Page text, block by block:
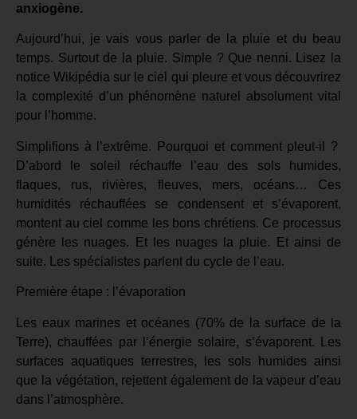
anxiogène.
Aujourd’hui, je vais vous parler de la pluie et du beau
temps. Surtout de la pluie. Simple ? Que nenni. Lisez la
notice Wikipédia sur le ciel qui pleure et vous découvrirez
la complexité d’un phénomène naturel absolument vital
pour l’homme.
Simplifions à l’extrême. Pourquoi et comment pleut-il ?
D’abord le soleil réchauffe l’eau des sols humides,
flaques, rus, rivières, fleuves, mers, océans… Ces
humidités réchauffées se condensent et s’évaporent,
montent au ciel comme les bons chrétiens. Ce processus
génère les nuages. Et les nuages la pluie. Et ainsi de
suite. Les spécialistes parlent du cycle de l’eau.
Première étape : l’évaporation
Les eaux marines et océanes (70% de la surface de la
Terre), chauffées par l’énergie solaire, s’évaporent. Les
surfaces aquatiques terrestres, les sols humides ainsi
que la végétation, rejettent également de la vapeur d’eau
dans l’atmosphère.